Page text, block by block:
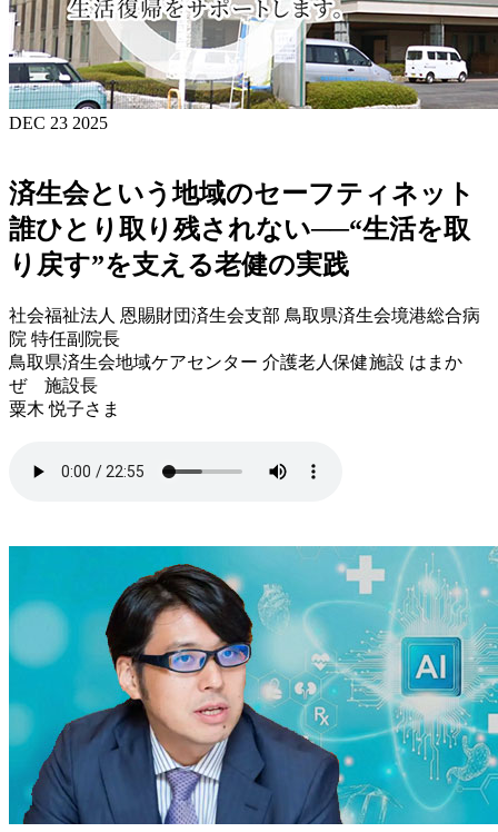
DEC 23 2025
済生会という地域のセーフティネット
誰ひとり取り残されない──“生活を取
り戻す”を支える老健の実践
社会福祉法人 恩賜財団済生会支部 鳥取県済生会境港総合病
院 特任副院長
鳥取県済生会地域ケアセンター 介護老人保健施設 はまか
ぜ 施設長
粟木 悦子さま